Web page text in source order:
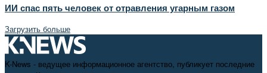
ИИ спас пять человек от отравления угарным газом
Загрузить больше
K-News - ведущее информационное агентство, публикует последние